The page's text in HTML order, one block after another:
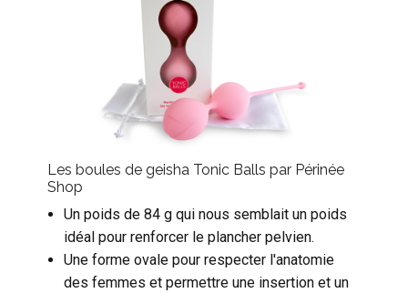
Les boules de geisha Tonic Balls par Périnée
Shop
Un poids de 84 g qui nous semblait un poids
idéal pour renforcer le plancher pelvien.
Une forme ovale pour respecter l'anatomie
des femmes et permettre une insertion et un